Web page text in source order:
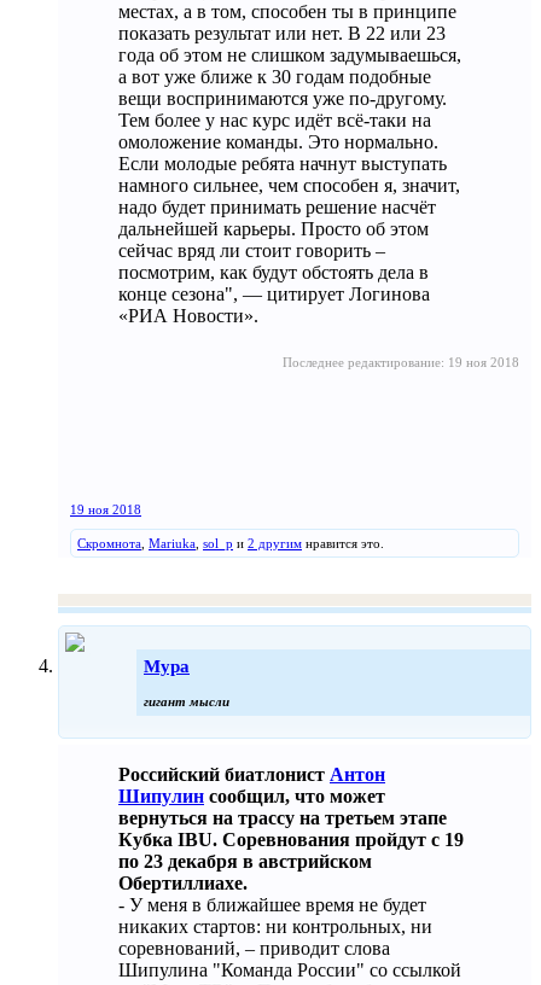
местах, а в том, способен ты в принципе
показать результат или нет. В 22 или 23
года об этом не слишком задумываешься,
а вот уже ближе к 30 годам подобные
вещи воспринимаются уже по-другому.
Тем более у нас курс идёт всё-таки на
омоложение команды. Это нормально.
Если молодые ребята начнут выступать
намного сильнее, чем способен я, значит,
надо будет принимать решение насчёт
дальнейшей карьеры. Просто об этом
сейчас вряд ли стоит говорить –
посмотрим, как будут обстоять дела в
конце сезона", — цитирует Логинова
«РИА Новости».
Последнее редактирование: 19 ноя 2018
19 ноя 2018
Скромнота Mariuka sol_p и 2 другим нравится это.
Мура
гигант мысли
Российский биатлонист Антон
Шипулин сообщил, что может
вернуться на трассу на третьем этапе
Кубка IBU. Соревнования пройдут с 19
по 23 декабря в австрийском
Обертиллиахе.
- У меня в ближайшее время не будет
никаких стартов: ни контрольных, ни
соревнований, – приводит слова
Шипулина "Команда России" со ссылкой